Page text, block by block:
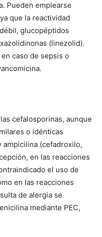
Pueden emplearse
que la reactividad
glucopéptidos
(linezolid).
caso de sepsis o
cefalosporinas, aunque
o idénticas
ampicilina (cefadroxilo,
en las reacciones
el uso de
en las reacciones
de alergia se
mediante PEC,